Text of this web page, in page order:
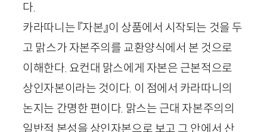
다.
카라따니는 『자본』이 상품에서 시작되는 것을 두
고 맑스가 자본주의를 교환양식에서 본 것으로
이해한다. 요컨대 맑스에게 자본은 근본적으로
상인자본이라는 것이다. 이 점에서 카라따니의
논지는 간명한 편이다. 맑스는 근대 자본주의의
일반적 본성을 상인자본으로 보고 그 안에서 산